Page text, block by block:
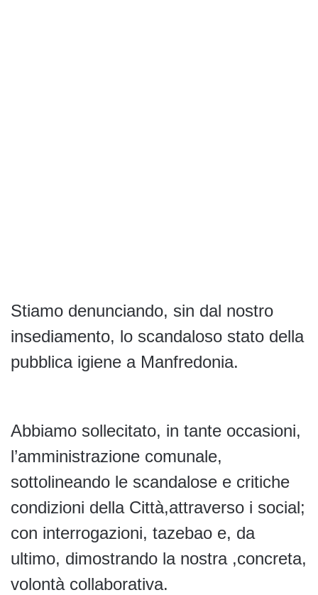
Stiamo denunciando, sin dal nostro
insediamento, lo scandaloso stato della
pubblica igiene a Manfredonia.
Abbiamo sollecitato, in tante occasioni,
l’amministrazione comunale,
sottolineando le scandalose e critiche
condizioni della Città,attraverso i social;
con interrogazioni, tazebao e, da
ultimo, dimostrando la nostra ,concreta,
volontà collaborativa.